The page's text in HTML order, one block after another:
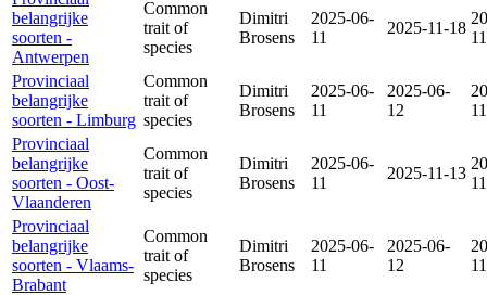
belangrijke
soorten -
Antwerpen
Common
trait of
species
Dimitri
Brosens
2025-06-
11
2025-11-18
11
Provinciaal
belangrijke
soorten - Limburg
Common
trait of
species
Dimitri
Brosens
2025-06-
11
2025-06-
12
11
Provinciaal
belangrijke
soorten - Oost-
Vlaanderen
Common
trait of
species
Dimitri
Brosens
2025-06-
11
2025-11-13
11
Provinciaal
belangrijke
soorten - Vlaams-
Brabant
Common
trait of
species
Dimitri
Brosens
2025-06-
11
2025-06-
12
11